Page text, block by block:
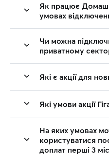
Як працює
умовах
Чи можна
приватному
Які є акції для
Які умови акції
На яких умовах
користуватися
доплат перші 3